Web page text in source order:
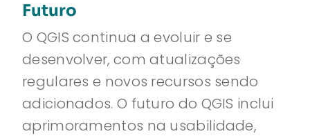
Futuro
O QGIS continua a evoluir e se
desenvolver, com atualizações
regulares e novos recursos sendo
adicionados. O futuro do QGIS inclui
aprimoramentos na usabilidade,